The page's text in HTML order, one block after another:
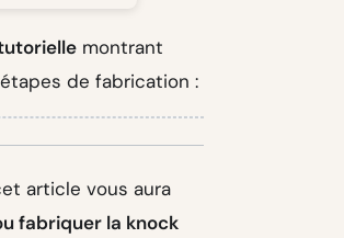
montrant
de fabrication :
article vous aura
fabriquer la knock